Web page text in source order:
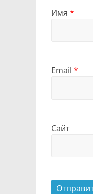
Имя *
Email *
Сайт